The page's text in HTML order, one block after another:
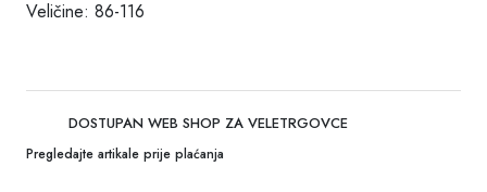
Veličine: 86-116
DOSTUPAN WEB SHOP ZA VELETRGOVCE
Pregledajte artikale prije plaćanja